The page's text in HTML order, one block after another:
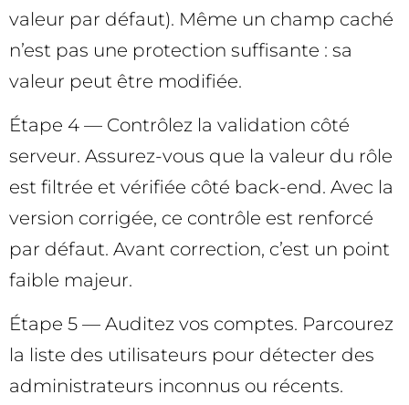
valeur par défaut). Même un champ caché
n’est pas une protection suffisante : sa
valeur peut être modifiée.
Étape 4 — Contrôlez la validation côté
serveur. Assurez-vous que la valeur du rôle
est filtrée et vérifiée côté back-end. Avec la
version corrigée, ce contrôle est renforcé
par défaut. Avant correction, c’est un point
faible majeur.
Étape 5 — Auditez vos comptes. Parcourez
la liste des utilisateurs pour détecter des
administrateurs inconnus ou récents.